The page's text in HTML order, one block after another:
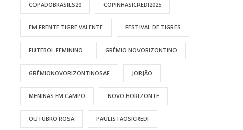
COPADOBRASILS20 COPINHASICREDI2025
EM FRENTE TIGRE VALENTE FESTIVAL DE TIGRES
FUTEBOL FEMININO GRÊMIO NOVORIZONTINO
GRÊMIONOVORIZONTINOSAF JORJÃO
MENINAS EM CAMPO NOVO HORIZONTE
OUTUBRO ROSA PAULISTAOSICREDI